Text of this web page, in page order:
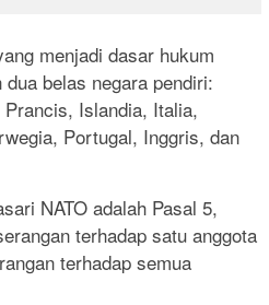
menjadi dasar hukum
dua belas negara pendiri:
Islandia, Italia,
Portugal, Inggris, dan
NATO adalah Pasal 5,
terhadap satu anggota
terhadap semua